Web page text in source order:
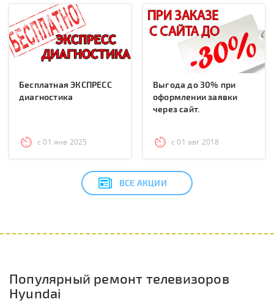
Бесплатная ЭКСПРЕСС
диагностика
с 01 янв 2025
Выгода до 30% при
оформлении заявки
через сайт.
с 01 авг 2018
ВСЕ АКЦИИ
Популярный ремонт телевизоров
Hyundai